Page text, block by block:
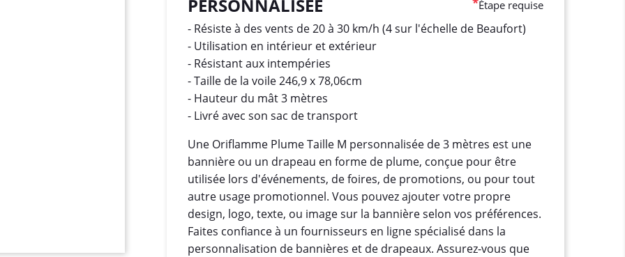
PERSONNALISÉE Étape requise
- Résiste à des vents de 20 à 30 km/h (4 sur l'échelle de Beaufort)
- Utilisation en intérieur et extérieur
- Résistant aux intempéries
- Taille de la voile 246,9 x 78,06cm
- Hauteur du mât 3 mètres
- Livré avec son sac de transport
Une Oriflamme Plume Taille M personnalisée de 3 mètres est une
bannière ou un drapeau en forme de plume, conçue pour être
utilisée lors d'événements, de foires, de promotions, ou pour tout
autre usage promotionnel. Vous pouvez ajouter votre propre
design, logo, texte, ou image sur la bannière selon vos préférences.
Faites confiance à un fournisseurs en ligne spécialisé dans la
personnalisation de bannières et de drapeaux. Assurez-vous que